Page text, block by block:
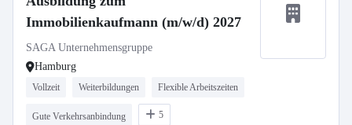
Immobilienkaufmann (m/w/d) 2027
SAGA Unternehmensgruppe
Hamburg
Vollzeit Weiterbildungen Flexible Arbeitszeiten
Gute Verkehrsanbindung 5